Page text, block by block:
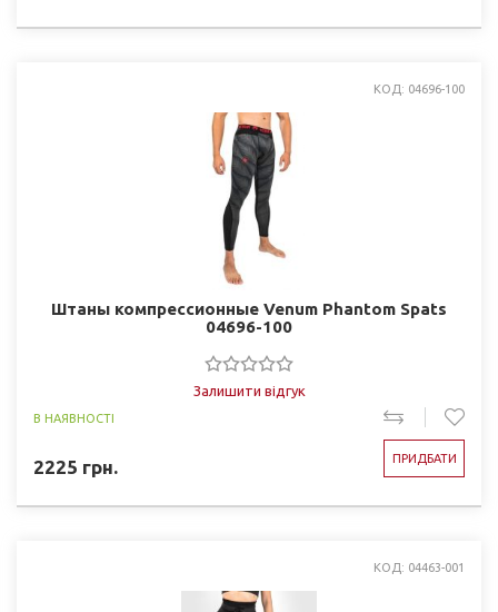
КОД: 04696-100
Штаны компрессионные Venum Phantom Spats
04696-100
Залишити відгук
В НАЯВНОСТІ
2225 грн. ПРИДБАТИ
КОД: 04463-001